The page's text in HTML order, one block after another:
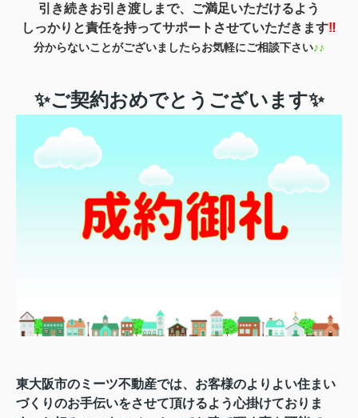
引き続きお引き渡しまで、ご満足いただけるよう
しっかりと責任を持ってサポートさせていただきます‼
分からないことがございましたらお気軽にご相談下さい♪♪
✨ご契約おめでとうございます✨
東大阪市のミーツ不動産では、お客様のよりよい住まい
づくりのお手伝いをさせて頂けるよう心掛けておりま